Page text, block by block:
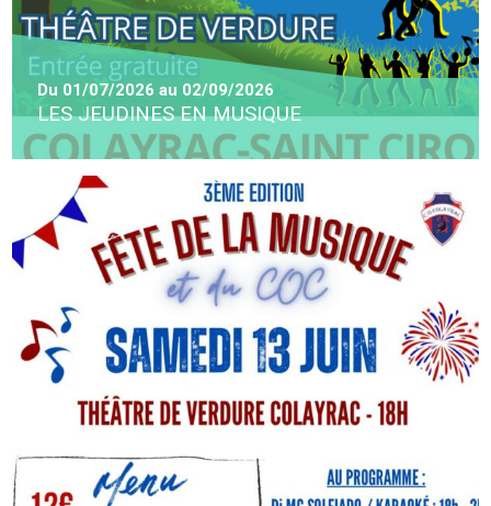
Du 01/07/2026 au 02/09/2026
LES JEUDINES EN MUSIQUE